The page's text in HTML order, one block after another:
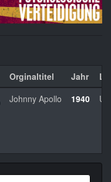
Orginaltitel Jahr
Johnny Apollo 1940